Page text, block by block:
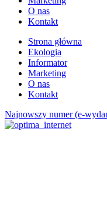
O nas
Kontakt
Strona główna
Ekologia
Informator
Marketing
O nas
Kontakt
Najnowszy numer (e-